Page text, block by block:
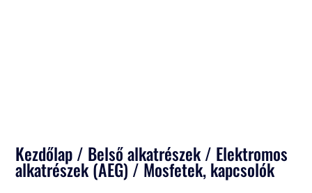
Kezdőlap/ Belső alkatrészek/ Elektromos
alkatrészek (AEG)/ Mosfetek, kapcsolók